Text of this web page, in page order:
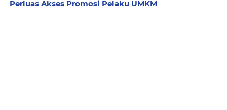
Perluas Akses Promosi Pelaku UMKM